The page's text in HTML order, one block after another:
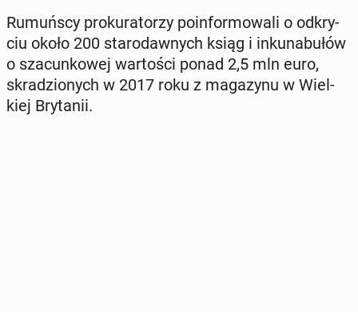
Ru­muń­scy pro­ku­ra­to­rzy po­in­for­mo­wa­li o od­kry­
ciu około 200 sta­ro­daw­nych ksiąg i in­ku­na­bu­łów
o sza­cun­ko­wej war­to­ści ponad 2,5 mln euro,
skra­dzio­nych w 2017 roku z ma­ga­zy­nu w Wiel­
kiej Bry­ta­nii.